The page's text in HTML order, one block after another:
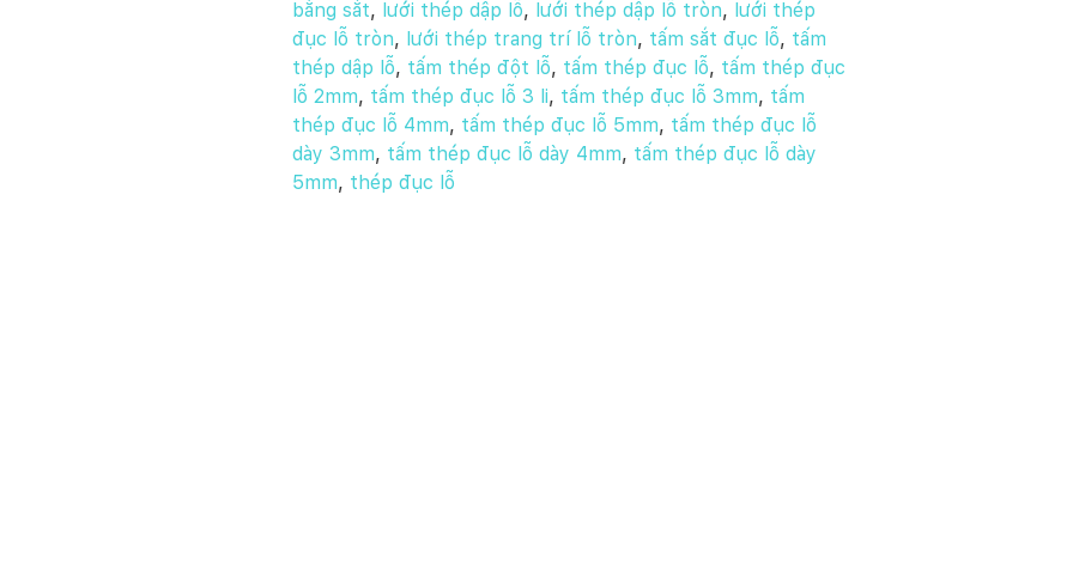
t
h
é
p
đ
ụ
c
bằng sắt, lưới thép dập lỗ, lưới thép dập lỗ tròn, lưới thép
đục lỗ tròn, lưới thép trang trí lỗ tròn, tấm sắt đục lỗ, tấm
thép dập lỗ, tấm thép đột lỗ, tấm thép đục lỗ, tấm thép đục
lỗ 2mm, tấm thép đục lỗ 3 li, tấm thép đục lỗ 3mm, tấm
thép đục lỗ 4mm, tấm thép đục lỗ 5mm, tấm thép đục lỗ
dày 3mm, tấm thép đục lỗ dày 4mm, tấm thép đục lỗ dày
5mm, thép đục lỗ